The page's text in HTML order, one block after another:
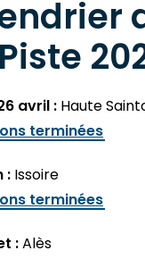
avril : Haute
terminées
: Issoire
terminées
:Alès